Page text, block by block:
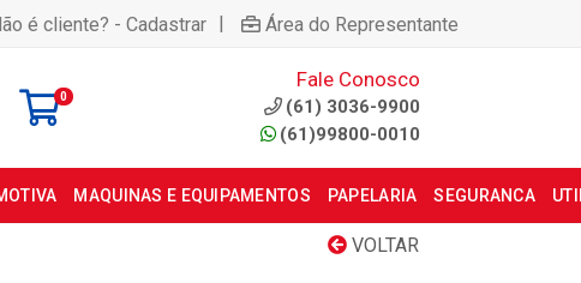
é cliente? - Cadastrar | Área do Representante
0
Fale Conosco
(61) 3036-9900
(61)99800-0010
MAQUINAS E EQUIPAMENTOS PAPELARIA SEGURANCA
VOLTAR